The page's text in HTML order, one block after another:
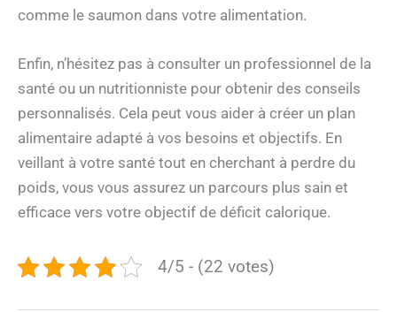
comme le saumon dans votre alimentation.
Enfin, n’hésitez pas à consulter un professionnel de la
santé ou un nutritionniste pour obtenir des conseils
personnalisés. Cela peut vous aider à créer un plan
alimentaire adapté à vos besoins et objectifs. En
veillant à votre santé tout en cherchant à perdre du
poids, vous vous assurez un parcours plus sain et
efficace vers votre objectif de déficit calorique.
4/5 - (22 votes)